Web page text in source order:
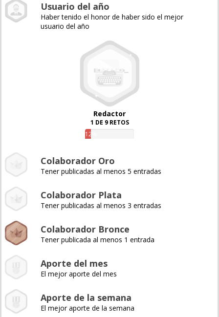
Usuario del año
Haber tenido el honor de haber sido el mejor
usuario del año
Redactor
1 DE 9 RETOS
12%
Colaborador Oro
Tener publicadas al menos 5 entradas
Colaborador Plata
Tener publicadas al menos 3 entradas
Colaborador Bronce
Tener publicada al menos 1 entrada
Aporte del mes
El mejor aporte del mes
Aporte de la semana
El mejor aporte de la semana